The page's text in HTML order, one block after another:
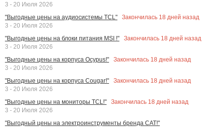
3 - 20 Июля 2026
"Выгодные цены на аудиосистемы TCL"
Закончилась 18 дней назад
3 - 20 Июля 2026
"Выгодные цены на блоки питания MSI !"
Закончилась 18 дней назад
3 - 20 Июля 2026
"Выгодные цены на корпуса Ocypus!"
Закончилась 18 дней назад
3 - 20 Июля 2026
"Выгодные цены на корпуса Cougar!"
Закончилась 18 дней назад
3 - 20 Июля 2026
"Выгодные цены на мониторы TCL!"
Закончилась 18 дней назад
3 - 20 Июля 2026
"Выгодный цены на электроинструменты бренда CAT!"